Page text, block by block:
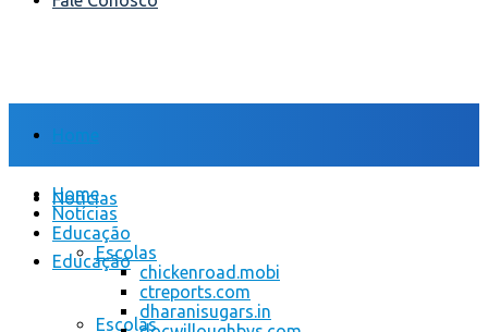
Home
Notícias
Educação
Escolas
Home
Notícias
Educação
Escolas
chickenroad.mobi
ctreports.com
dharanisugars.in